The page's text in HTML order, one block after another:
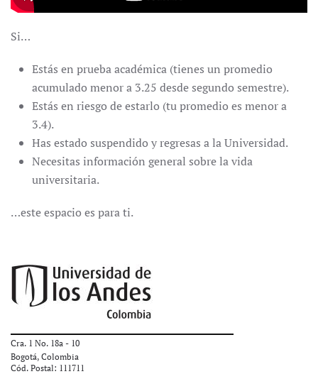
Si…
Estás en prueba académica (tienes un promedio
acumulado menor a 3.25 desde segundo semestre).
Estás en riesgo de estarlo (tu promedio es menor a
3.4).
Has estado suspendido y regresas a la Universidad.
Necesitas información general sobre la vida
universitaria.
…este espacio es para ti.
Cra. 1 No. 18a - 10
Bogotá, Colombia
Cód. Postal: 111711